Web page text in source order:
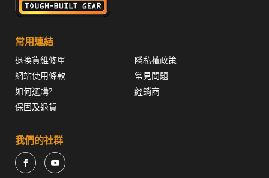
常用連結
退換貨維修單
隱私權政策
網站使用條款
常見問題
如何選購?
經銷商
保固及退貨
我們的社群